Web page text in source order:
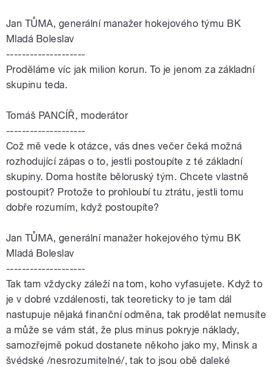
Jan TŮMA, generální manažer hokejového týmu BK
Mladá Boleslav
--------------------
Proděláme víc jak milion korun. To je jenom za základní
skupinu teda.
Tomáš PANCÍŘ, moderátor
--------------------
Což mě vede k otázce, vás dnes večer čeká možná
rozhodující zápas o to, jestli postoupíte z té základní
skupiny. Doma hostíte běloruský tým. Chcete vlastně
postoupit? Protože to prohloubí tu ztrátu, jestli tomu
dobře rozumím, když postoupíte?
Jan TŮMA, generální manažer hokejového týmu BK
Mladá Boleslav
--------------------
Tak tam vždycky záleží na tom, koho vyfasujete. Když to
je v dobré vzdálenosti, tak teoreticky to je tam dál
nastupuje nějaká finanční odměna, tak prodělat nemusíte
a může se vám stát, že plus minus pokryje náklady,
samozřejmě pokud dostanete někoho jako my, Minsk a
švédské /nesrozumitelné/, tak to jsou obě daleké